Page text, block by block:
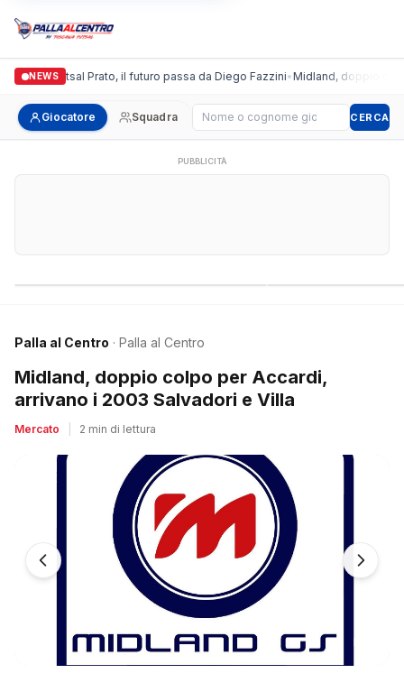
NEWS
Futsal Prato, il futuro passa da Diego Fazzini•Midland, doppio colpo
Giocatore Squadra Cerca giocatore CERCA
PUBBLICITÀ
Palla al Centro · Palla al Centro
Midland, doppio colpo per Accardi,
arrivano i 2003 Salvadori e Villa
Mercato 2 min di lettura